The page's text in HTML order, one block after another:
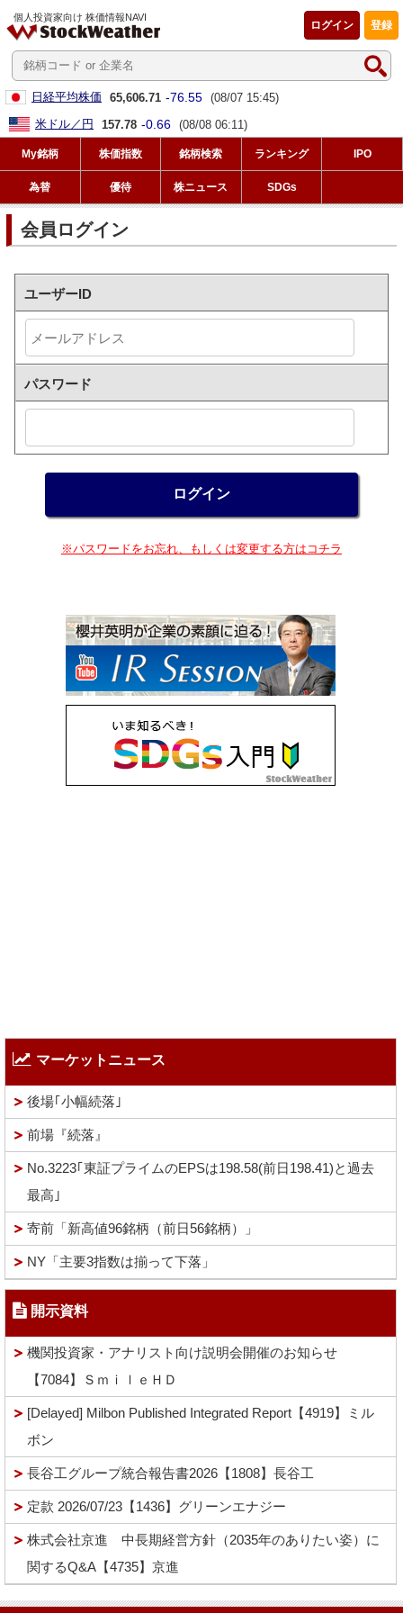
個人投資家向け 株価情報NAVI
登録
ログイン
日経平均株価 65,606.71 -76.55 (08/07 15:45)
米ドル／円
157.78 -0.66 (08/08 06:11)
My銘柄 株価指数 銘柄検索 ランキング IPO
為替 優待 株ニュース SDGs
会員ログイン
ユーザーID
パスワード
※パスワードをお忘れ、もしくは変更する方はコチラ
マーケットニュース
後場｢小幅続落｣
前場『続落』
No.3223｢東証プライムのEPSは198.58(前日198.41)と過去
最高｣
寄前「新高値96銘柄（前日56銘柄）」
NY「主要3指数は揃って下落」
開示資料
機関投資家・アナリスト向け説明会開催のお知らせ
【7084】ＳｍｉｌｅＨＤ
[Delayed] Milbon Published Integrated Report【4919】ミル
ボン
長谷工グループ統合報告書2026【1808】長谷工
定款 2026/07/23【1436】グリーンエナジー
株式会社京進 中長期経営方針（2035年のありたい姿）に
関するQ&A【4735】京進